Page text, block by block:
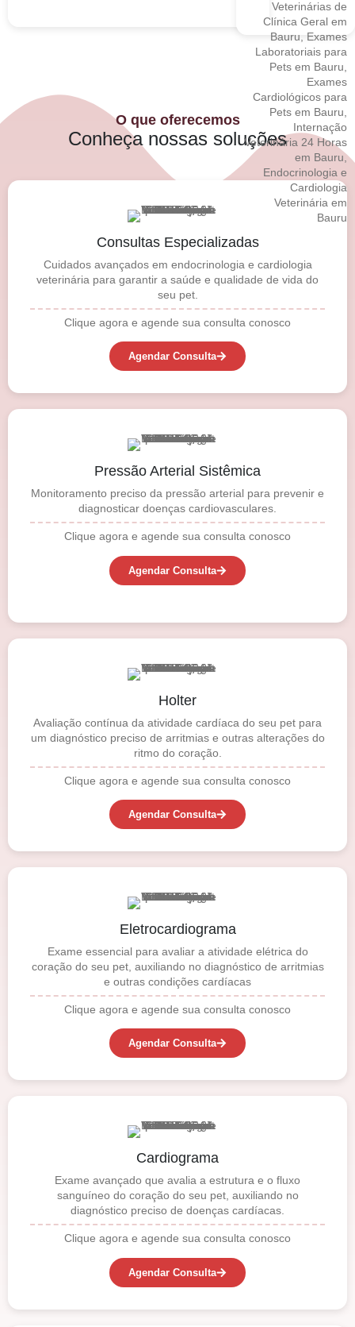
O que oferecemos
Conheça nossas soluções
Consultas Especializadas
Cuidados avançados em endocrinologia e cardiologia
veterinária para garantir a saúde e qualidade de vida do
seu pet.
Clique agora e agende sua consulta conosco
Agendar Consulta
Pressão Arterial Sistêmica
Monitoramento preciso da pressão arterial para prevenir e
diagnosticar doenças cardiovasculares.
Clique agora e agende sua consulta conosco
Agendar Consulta
Holter
Avaliação contínua da atividade cardíaca do seu pet para
um diagnóstico preciso de arritmias e outras alterações do
ritmo do coração.
Clique agora e agende sua consulta conosco
Agendar Consulta
Eletrocardiograma
Exame essencial para avaliar a atividade elétrica do
coração do seu pet, auxiliando no diagnóstico de arritmias
e outras condições cardíacas
Clique agora e agende sua consulta conosco
Agendar Consulta
Cardiograma
Exame avançado que avalia a estrutura e o fluxo
sanguíneo do coração do seu pet, auxiliando no
diagnóstico preciso de doenças cardíacas.
Clique agora e agende sua consulta conosco
Agendar Consulta